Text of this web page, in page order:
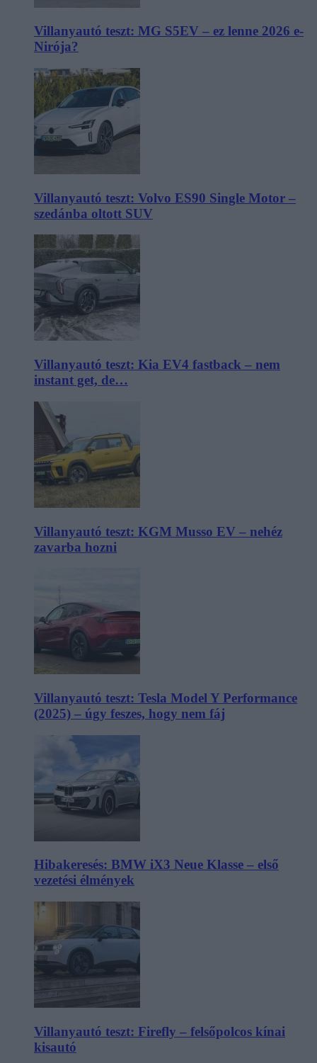
Villanyautó teszt: MG S5EV – ez lenne 2026 e-
Nirója?
Villanyautó teszt: Volvo ES90 Single Motor –
szedánba oltott SUV
Villanyautó teszt: Kia EV4 fastback – nem
instant get, de…
Villanyautó teszt: KGM Musso EV – nehéz
zavarba hozni
Villanyautó teszt: Tesla Model Y Performance
(2025) – úgy feszes, hogy nem fáj
Hibakeresés: BMW iX3 Neue Klasse – első
vezetési élmények
Villanyautó teszt: Firefly – felsőpolcos kínai
kisautó